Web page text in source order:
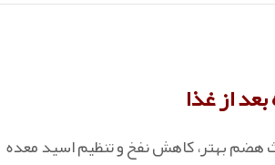
از غذا
هضم بهتر، کاهش نفخ و تنظیم اسید معده